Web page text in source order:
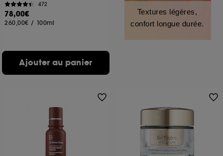
472
78,00€
260,00€ / 100ml
Ajouter au panier
Textures légères,
confort longue durée.